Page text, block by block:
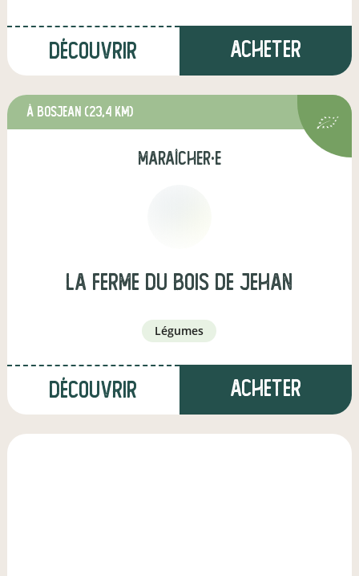
Découvrir Acheter
à Bosjean (23,4 km)
maraîcher·e
La ferme du Bois de Jehan
légumes
Découvrir Acheter